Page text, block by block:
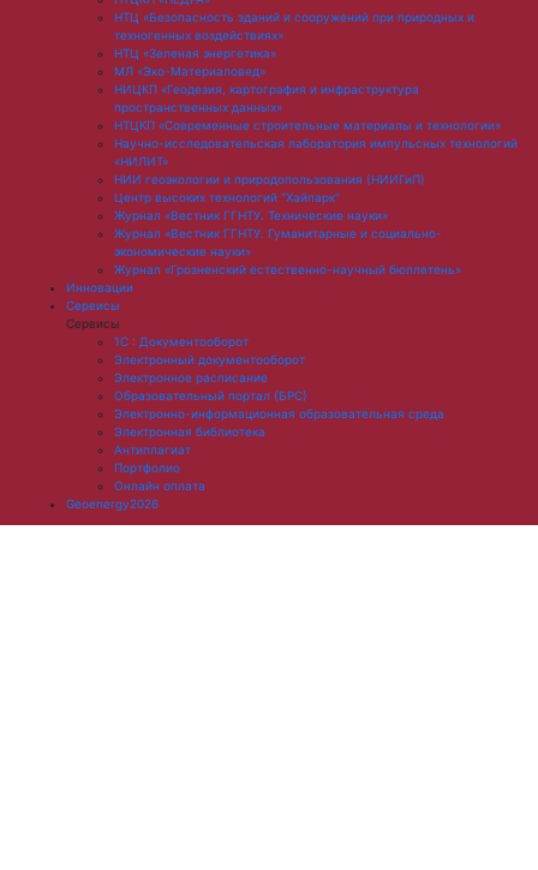
НТЦ «Безопасность зданий и сооружений при природных и
техногенных воздействиях»
НТЦ «Зеленая энергетика»
МЛ «Эко-Материаловед»
НИЦКП «Геодезия, картография и инфраструктура
пространственных данных»
НТЦКП «Современные строительные материалы и технологии»
Научно-исследовательская лаборатория импульсных технологий
«НИЛИТ»
НИИ геоэкологии и природопользования (НИИГиП)
Центр высоких технологий "Хайпарк"
Журнал «Вестник ГГНТУ. Технические науки»
Журнал «Вестник ГГНТУ. Гуманитарные и социально-
экономические науки»
Журнал «Грозненский естественно-научный бюллетень»
Инновации
Сервисы
Сервисы
1С : Документооборот
Электронный документооборот
Электронное расписание
Образовательный портал (БРС)
Электронно-информационная образовательная среда
Электронная библиотека
Антиплагиат
Портфолио
Онлайн оплата
Geoenergy2026